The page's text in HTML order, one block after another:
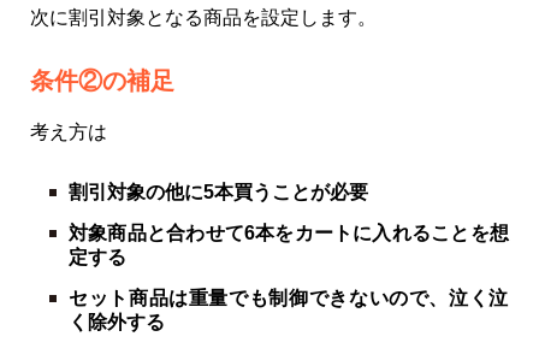
次に割引対象となる商品を設定します。
条件②の補足
考え方は
割引対象の他に5本買うことが必要
対象商品と合わせて6本をカートに入れることを想
定する
セット商品は重量でも制御できないので、泣く泣
く除外する